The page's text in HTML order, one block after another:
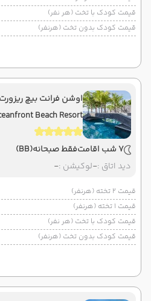
قیمت کودک با تخت (هر نفر)
قیمت کودک بدون تخت (هرنفر)
اوشن فرانت بیچ ریزورت
Beach Resort
7 شب اقامت فقط صبحانه(BB)
دید اتاق :-لوکیشن :-
قیمت 2 تخته (هرنفر)
قیمت 1 تخته (هرنفر)
قیمت کودک با تخت (هر نفر)
قیمت کودک بدون تخت (هرنفر)